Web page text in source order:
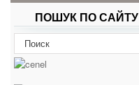
НОВИНИ СПОРТ
ПОШУК ПО САЙТУ